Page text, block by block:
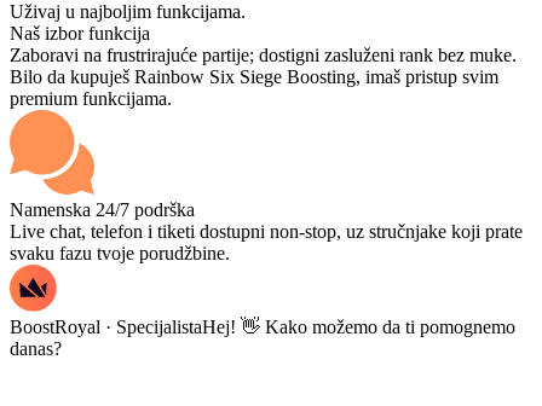
Uživaj u najboljim funkcijama.
Naš izbor funkcija
Zaboravi na frustrirajuće partije; dostigni zasluženi rank bez muke.
Bilo da kupuješ Rainbow Six Siege Boosting, imaš pristup svim
premium funkcijama.
Namenska 24/7 podrška
Live chat, telefon i tiketi dostupni non-stop, uz stručnjake koji prate
svaku fazu tvoje porudžbine.
BoostRoyal · SpecijalistaHej! 👋 Kako možemo da ti pomognemo
danas?